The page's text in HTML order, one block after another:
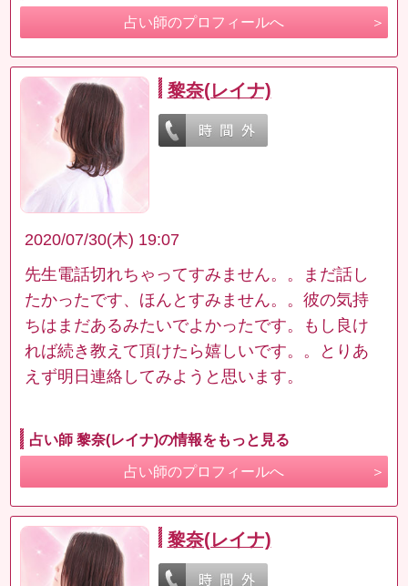
占い師のプロフィールへ
黎奈(レイナ)
2020/07/30(木) 19:07
先生電話切れちゃってすみません。。まだ話し
たかったです、ほんとすみません。。彼の気持
ちはまだあるみたいでよかったです。もし良け
れば続き教えて頂けたら嬉しいです。。とりあ
えず明日連絡してみようと思います。
占い師 黎奈(レイナ)の情報をもっと見る
占い師のプロフィールへ
黎奈(レイナ)